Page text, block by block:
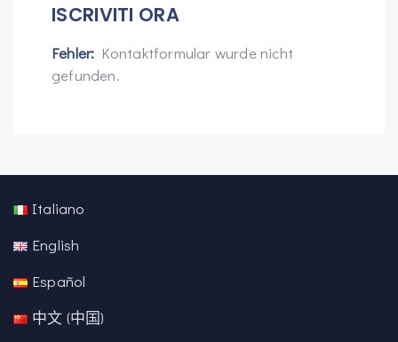
ISCRIVITI ORA
Fehler: Kontaktformular wurde nicht
gefunden.
Italiano
English
Español
中文 (中国)